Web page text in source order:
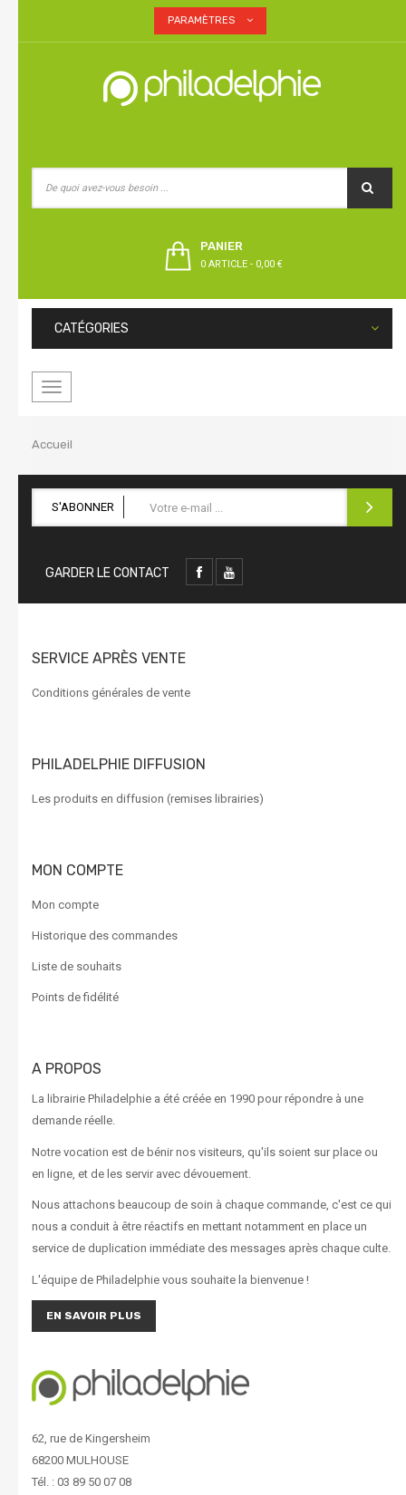
PARAMÈTRES
PANIER
0 ARTICLE - 0,00 €
CATÉGORIES
Basculer
Accueil
S'ABONNER
GARDER LE CONTACT
SERVICE APRÈS VENTE
Conditions générales de vente
PHILADELPHIE DIFFUSION
Les produits en diffusion (remises librairies)
MON COMPTE
Mon compte
Historique des commandes
Liste de souhaits
Points de fidélité
A PROPOS
La librairie Philadelphie a été créée en 1990 pour répondre à une
demande réelle.
Notre vocation est de bénir nos visiteurs, qu'ils soient sur place ou
en ligne, et de les servir avec dévouement.
Nous attachons beaucoup de soin à chaque commande, c'est ce qui
nous a conduit à être réactifs en mettant notamment en place un
service de duplication immédiate des messages après chaque culte.
L'équipe de Philadelphie vous souhaite la bienvenue !
EN SAVOIR PLUS
62, rue de Kingersheim
68200 MULHOUSE
Tél. : 03 89 50 07 08